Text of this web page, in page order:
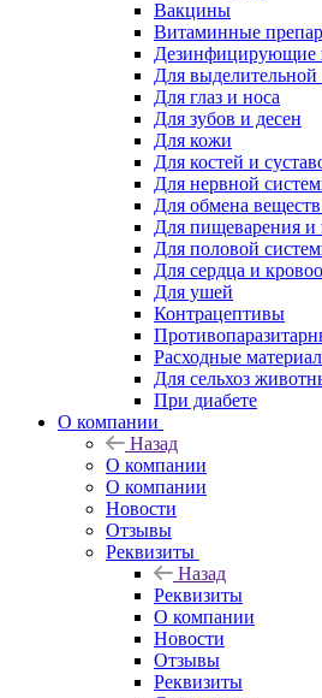
Вакцины
Витаминные
Дезинфицирующие
Для
Для глаз и носа
Для зубов и десен
Для кожи
Для костей и
Для нервной
Для обмена
Для пищеварения и
Для половой
Для сердца и
Для ушей
Контрацептивы
Расходные
Для сельхоз
При диабете
О компании
Назад
О компании
О компании
Новости
Отзывы
Реквизиты
Назад
Реквизиты
О компании
Новости
Отзывы
Реквизиты